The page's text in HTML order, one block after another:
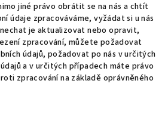
jiné právo obrátit se na nás a chtít
údaje zpracováváme, vyžádat si u nás
je aktualizovat nebo opravit,
zpracování, můžete požadovat
údajů, požadovat po nás v určitých
a v určitých případech máte právo
zpracování na základě oprávněného